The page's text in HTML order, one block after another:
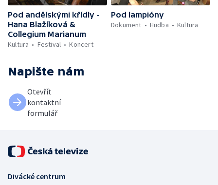
Pod andělskými křídly -
Hana Blažíková &
Collegium Marianum
Kultura
Festival Koncert
Pod lampióny
Dokument
Hudba Kultura
Napište nám
Otevřít
kontaktní
formulář
Divácké centrum